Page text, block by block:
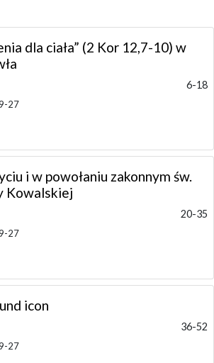
dla ciała” (2 Kor 12,7-10) w
6-18
27
i w powołaniu zakonnym św.
Kowalskiej
20-35
27
icon
36-52
27